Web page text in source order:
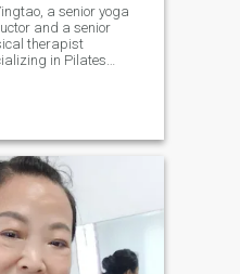
a senior yoga
and a senior
therapist
in Pilates
kindness and